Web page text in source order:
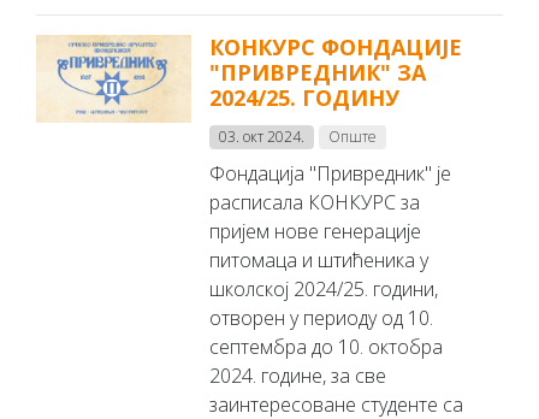
КОНКУРС ФОНДАЦИЈЕ
"ПРИВРЕДНИК" ЗА
2024/25. ГОДИНУ
03. окт 2024. Опште
Фондација "Привредник" je
расписала КОНКУРС за
пријем нове генерације
питомаца и штићеника у
школској 2024/25. години,
отворен у периоду од 10.
септембра до 10. октобра
2024. године, за све
заинтересоване студенте са